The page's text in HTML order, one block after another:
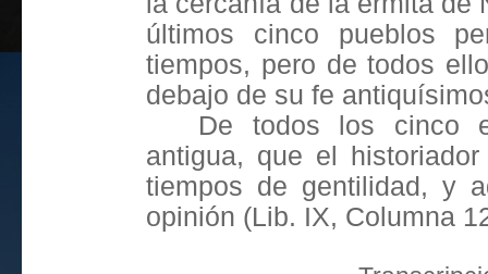
últimos cinco pueblos
tiempos, pero de todos
debajo de su fe
De todos los cinco
antigua, que el
tiempos de gentilidad, y
opinión (Lib. IX, Columna